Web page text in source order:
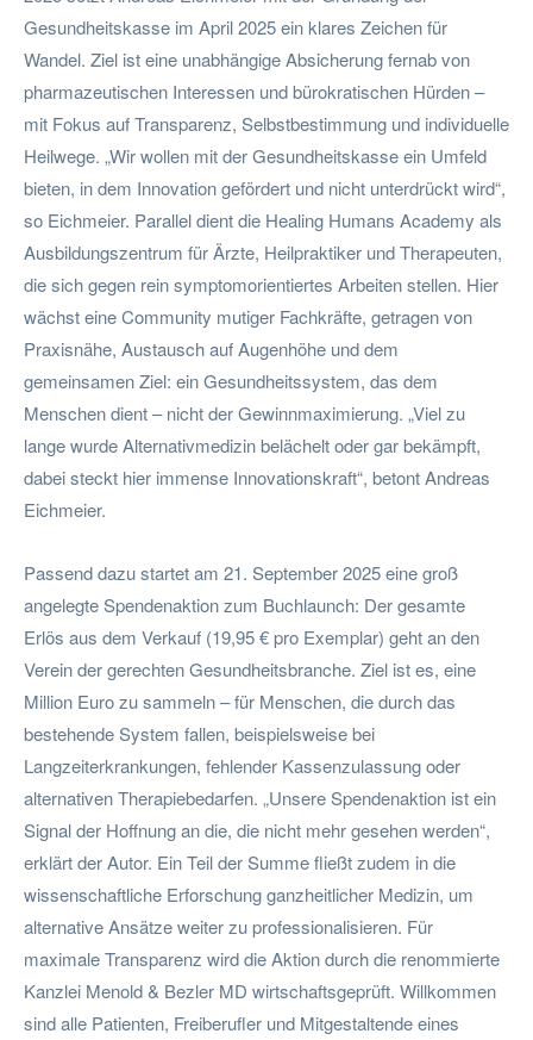
Gesundheitskasse im April 2025 ein klares Zeichen für
Wandel. Ziel ist eine unabhängige Absicherung fernab von
pharmazeutischen Interessen und bürokratischen Hürden –
mit Fokus auf Transparenz, Selbstbestimmung und individuelle
Heilwege. „Wir wollen mit der Gesundheitskasse ein Umfeld
bieten, in dem Innovation gefördert und nicht unterdrückt wird“,
so Eichmeier. Parallel dient die Healing Humans Academy als
Ausbildungszentrum für Ärzte, Heilpraktiker und Therapeuten,
die sich gegen rein symptomorientiertes Arbeiten stellen. Hier
wächst eine Community mutiger Fachkräfte, getragen von
Praxisnähe, Austausch auf Augenhöhe und dem
gemeinsamen Ziel: ein Gesundheitssystem, das dem
Menschen dient – nicht der Gewinnmaximierung. „Viel zu
lange wurde Alternativmedizin belächelt oder gar bekämpft,
dabei steckt hier immense Innovationskraft“, betont Andreas
Eichmeier.
Passend dazu startet am 21. September 2025 eine groß
angelegte Spendenaktion zum Buchlaunch: Der gesamte
Erlös aus dem Verkauf (19,95 € pro Exemplar) geht an den
Verein der gerechten Gesundheitsbranche. Ziel ist es, eine
Million Euro zu sammeln – für Menschen, die durch das
bestehende System fallen, beispielsweise bei
Langzeiterkrankungen, fehlender Kassenzulassung oder
alternativen Therapiebedarfen. „Unsere Spendenaktion ist ein
Signal der Hoffnung an die, die nicht mehr gesehen werden“,
erklärt der Autor. Ein Teil der Summe fließt zudem in die
wissenschaftliche Erforschung ganzheitlicher Medizin, um
alternative Ansätze weiter zu professionalisieren. Für
maximale Transparenz wird die Aktion durch die renommierte
Kanzlei Menold & Bezler MD wirtschaftsgeprüft. Willkommen
sind alle Patienten, Freiberufler und Mitgestaltende eines